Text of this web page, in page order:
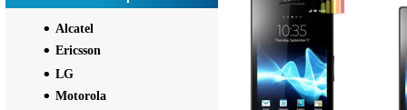
Alcatel
Ericsson
LG
Motorola